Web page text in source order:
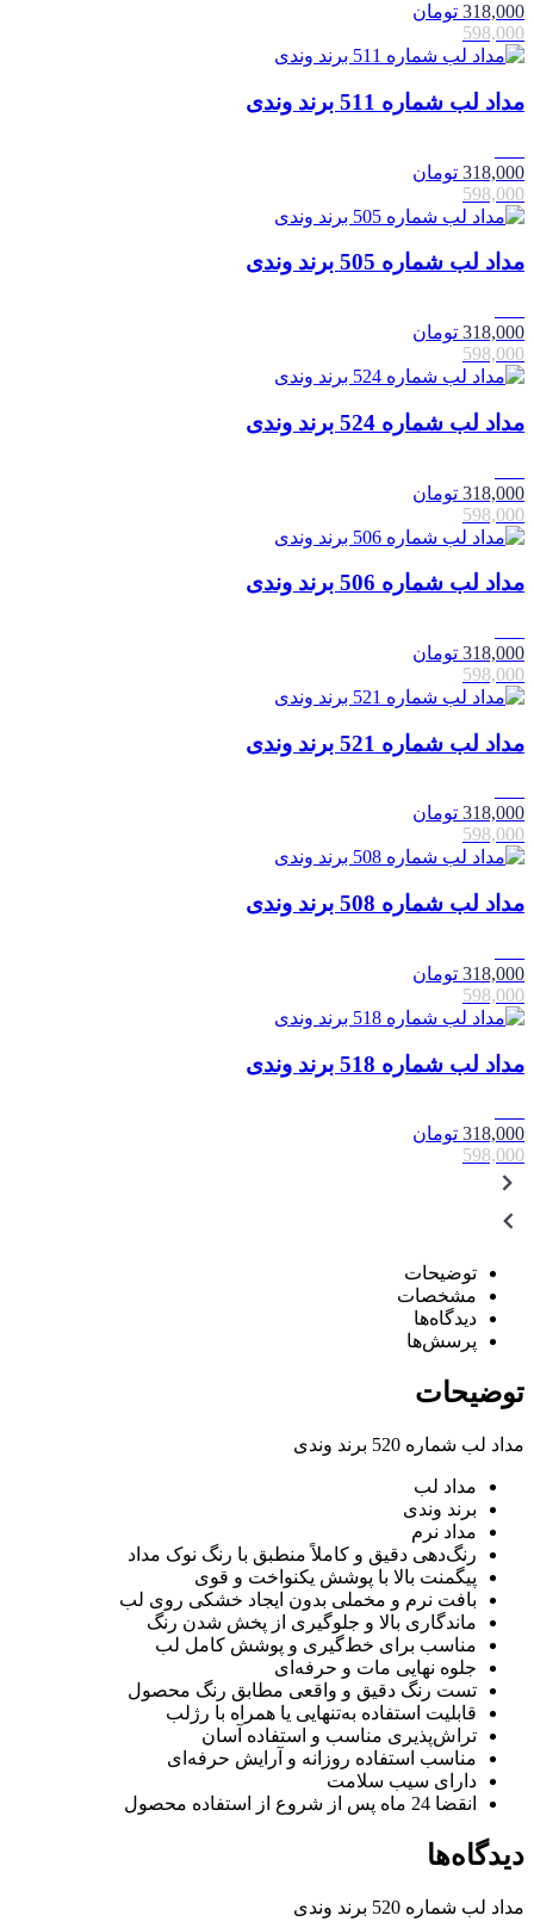
318,000 تومان
598,000
مداد لب شماره 511 برند وندی
318,000 تومان
598,000
مداد لب شماره 505 برند وندی
318,000 تومان
598,000
مداد لب شماره 524 برند وندی
318,000 تومان
598,000
مداد لب شماره 506 برند وندی
318,000 تومان
598,000
مداد لب شماره 521 برند وندی
318,000 تومان
598,000
مداد لب شماره 508 برند وندی
318,000 تومان
598,000
مداد لب شماره 518 برند وندی
318,000 تومان
598,000
توضیحات
مشخصات
دیدگاه‌ها
پرسش‌ها
توضیحات
مداد لب شماره 520 برند وندی
مداد لب
برند وندی
مداد نرم
رنگ‌دهی دقیق و کاملاً منطبق با رنگ نوک مداد
پیگمنت بالا با پوشش یکنواخت و قوی
بافت نرم و مخملی بدون ایجاد خشکی روی لب
ماندگاری بالا و جلوگیری از پخش شدن رنگ
مناسب برای خط‌گیری و پوشش کامل لب
جلوه نهایی مات و حرفه‌ای
تست رنگ دقیق و واقعی مطابق رنگ محصول
قابلیت استفاده به‌تنهایی یا همراه با رژلب
تراش‌پذیری مناسب و استفاده آسان
مناسب استفاده روزانه و آرایش حرفه‌ای
دارای سیب سلامت
انقضا 24 ماه پس از شروع از استفاده محصول
دیدگاه‌ها
مداد لب شماره 520 برند وندی